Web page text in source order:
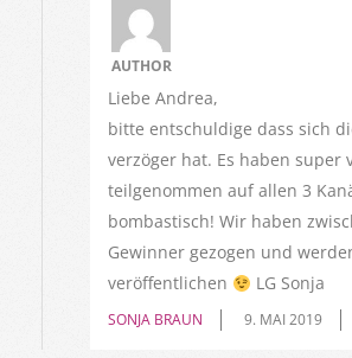
AUTHOR
Liebe Andrea,
bitte entschuldige dass sich
verzöger hat. Es haben super
teilgenommen auf allen 3
bombastisch! Wir haben
Gewinner gezogen und
veröffentlichen
LG Sonja
SONJA BRAUN 9. MAI 2019